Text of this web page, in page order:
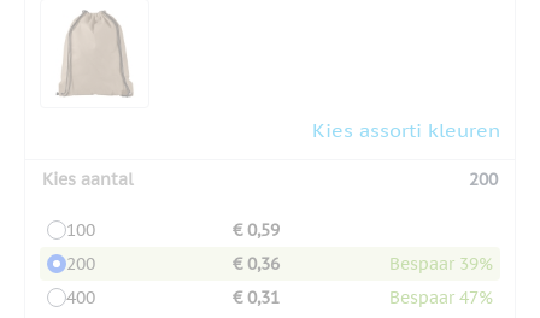
Kies assorti kleuren
Kies aantal 200
100
€ 0,59
200
€ 0,36
Bespaar 39%
400
€ 0,31
Bespaar 47%